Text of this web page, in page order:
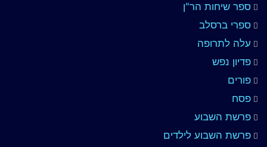
ספר שיחות הר"ן
ספרי ברסלב
עלה לתרופה
פדיון נפש
פורים
פסח
פרשת השבוע
פרשת השבוע לילדים